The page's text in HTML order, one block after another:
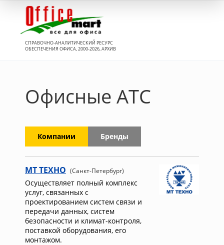
СПРАВОЧНО-АНАЛИТИЧЕСКИЙ РЕСУРС
ОБЕСПЕЧЕНИЯ ОФИСА, 2000-2026, АРХИВ
Офисные АТС
Компании Бренды
МТ ТЕХНО (Санкт-Петербург)
Осуществляет полный комплекс
услуг, связанных с
проектированием систем связи и
передачи данных, систем
безопасности и климат-контроля,
поставкой оборудования, его
монтажом.